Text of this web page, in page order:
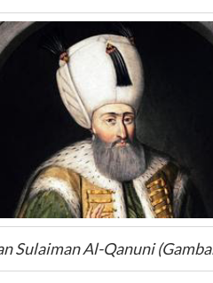
Sulaiman Al-Qanuni